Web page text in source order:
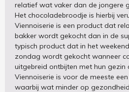
relatief wat vaker dan de jongere
Het chocoladebroodje is hierbij
Viennoiserie is een product dat
bakker wordt gekocht dan in de
typisch product dat in het
zondag wordt gekocht wanneer
uitgebreid ontbijten met hun gezin
Viennoiserie is voor de meeste
waarbij wat minder op